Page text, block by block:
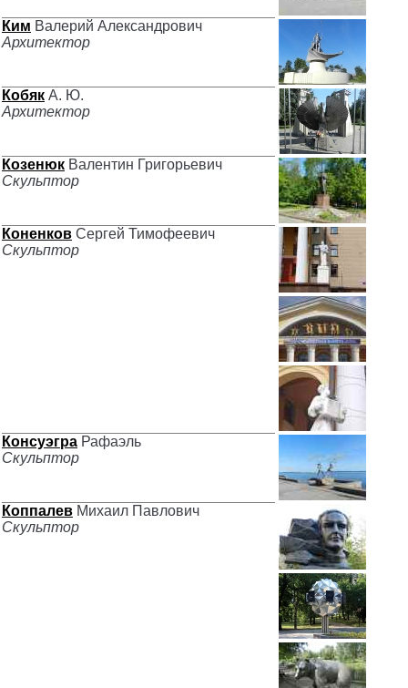
Ким Валерий Александрович
Архитектор
Кобяк А. Ю.
Архитектор
Козенюк Валентин Григорьевич
Скульптор
Коненков Сергей Тимофеевич
Скульптор
Консуэгра Рафаэль
Скульптор
Коппалев Михаил Павлович
Скульптор